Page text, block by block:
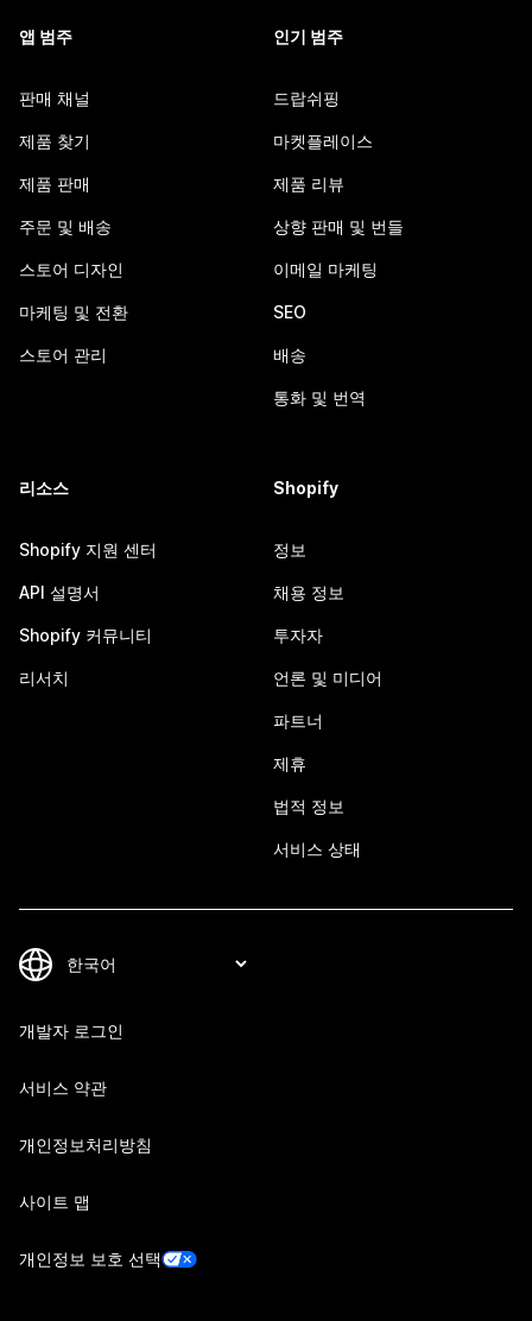
앱 범주
판매 채널
제품 찾기
제품 판매
주문 및 배송
스토어 디자인
마케팅 및 전환
스토어 관리
인기 범주
드랍쉬핑
마켓플레이스
제품 리뷰
상향 판매 및 번들
이메일 마케팅
SEO
배송
통화 및 번역
리소스
Shopify 지원 센터
API 설명서
Shopify 커뮤니티
리서치
Shopify
정보
채용 정보
투자자
언론 및 미디어
파트너
제휴
법적 정보
서비스 상태
개발자 로그인
서비스 약관
개인정보처리방침
사이트 맵
개인정보 보호 선택